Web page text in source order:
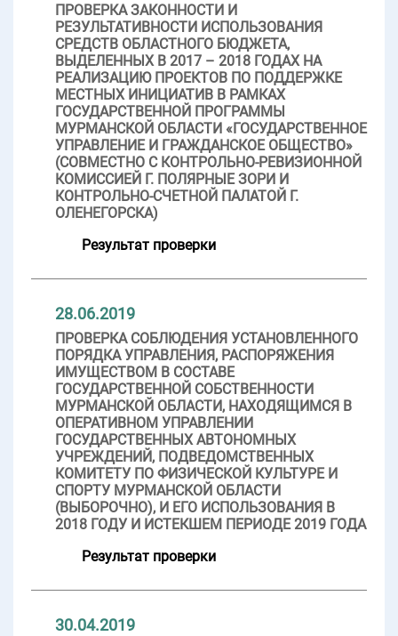
ПРОВЕРКА ЗАКОННОСТИ И
РЕЗУЛЬТАТИВНОСТИ ИСПОЛЬЗОВАНИЯ
СРЕДСТВ ОБЛАСТНОГО БЮДЖЕТА,
ВЫДЕЛЕННЫХ В 2017 – 2018 ГОДАХ НА
РЕАЛИЗАЦИЮ ПРОЕКТОВ ПО ПОДДЕРЖКЕ
МЕСТНЫХ ИНИЦИАТИВ В РАМКАХ
ГОСУДАРСТВЕННОЙ ПРОГРАММЫ
МУРМАНСКОЙ ОБЛАСТИ «ГОСУДАРСТВЕННОЕ
УПРАВЛЕНИЕ И ГРАЖДАНСКОЕ ОБЩЕСТВО»
(СОВМЕСТНО С КОНТРОЛЬНО-РЕВИЗИОННОЙ
КОМИССИЕЙ Г. ПОЛЯРНЫЕ ЗОРИ И
КОНТРОЛЬНО-СЧЕТНОЙ ПАЛАТОЙ Г.
ОЛЕНЕГОРСКА)
Результат проверки
28.06.2019
ПРОВЕРКА СОБЛЮДЕНИЯ УСТАНОВЛЕННОГО
ПОРЯДКА УПРАВЛЕНИЯ, РАСПОРЯЖЕНИЯ
ИМУЩЕСТВОМ В СОСТАВЕ
ГОСУДАРСТВЕННОЙ СОБСТВЕННОСТИ
МУРМАНСКОЙ ОБЛАСТИ, НАХОДЯЩИМСЯ В
ОПЕРАТИВНОМ УПРАВЛЕНИИ
ГОСУДАРСТВЕННЫХ АВТОНОМНЫХ
УЧРЕЖДЕНИЙ, ПОДВЕДОМСТВЕННЫХ
КОМИТЕТУ ПО ФИЗИЧЕСКОЙ КУЛЬТУРЕ И
СПОРТУ МУРМАНСКОЙ ОБЛАСТИ
(ВЫБОРОЧНО), И ЕГО ИСПОЛЬЗОВАНИЯ В
2018 ГОДУ И ИСТЕКШЕМ ПЕРИОДЕ 2019 ГОДА
Результат проверки
30.04.2019